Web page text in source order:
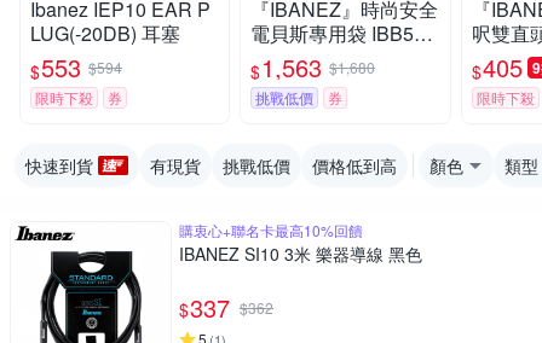
Ibanez IEP10 EAR P
LUG(-20DB) 耳塞
$553 $594
限時下殺
券
『IBANEZ』時尚安全
電貝斯專用袋 IBB541
黑色款 / 公司貨
$1,563 $1,680
挑戰低價
券
『
呎雙直
導線
貨
$405
限時下殺
快速到貨 有現貨 挑戰低價 價格低到高 顏色 類型
購衷心+聯名卡最高10%回饋
IBANEZ SI10 3米 樂器導線 黑色
$337 $362